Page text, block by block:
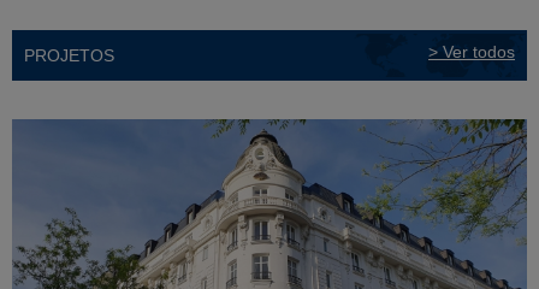
PROJETOS > Ver todos